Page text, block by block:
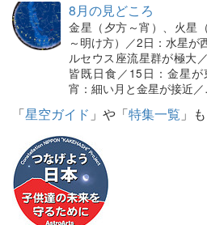
8月の見どころ
金星（夕方～宵）、火星
～明け方）／2日：水星が
ルセウス座流星群が極大
皆既日食／15日：金星
宵：細い月と金星が接近
「星空ガイド 」や「特集一覧 」